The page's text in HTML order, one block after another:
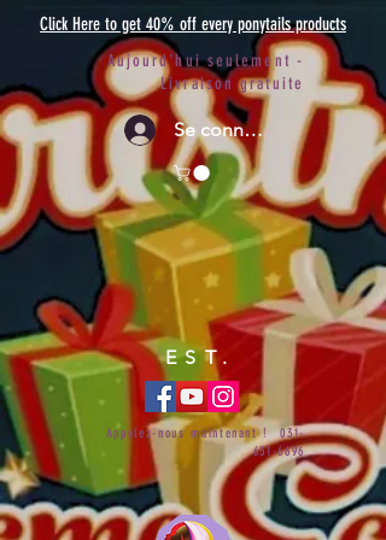
Click Here to get 40% off every ponytails products
Aujourd'hui seulement -
Livraison gratuite
Se connecter
EST.
Appelez-nous maintenant !031-
651-6696